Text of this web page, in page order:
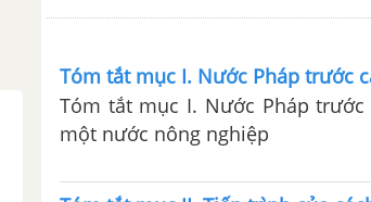
Tóm tắt mục I. Nước Pháp trước
Tóm tắt mục I. Nước Pháp trước
một nước nông nghiệp